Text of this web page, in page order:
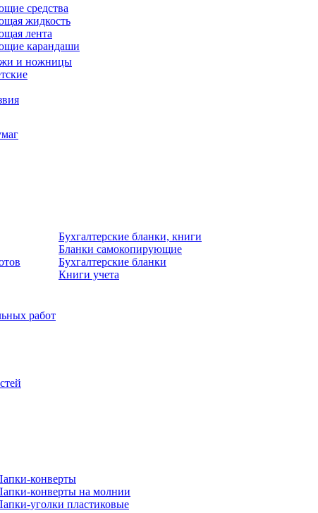
средства
жидкость
лента
карандаши
и ножницы
Бухгалтерские бланки, книги
Бланки самокопирующие
Бухгалтерские бланки
Книги учета
работ
конверты
конверты на молнии
уголки пластиковые